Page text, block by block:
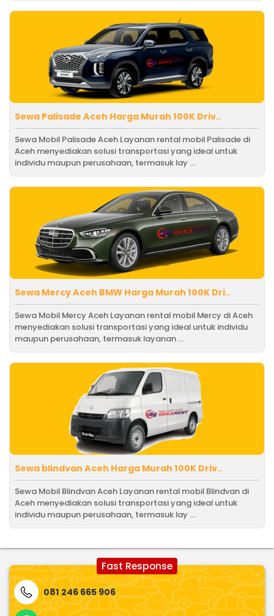
Sewa Palisade Aceh Harga Murah 100K Driv..
Sewa Mobil Palisade Aceh Layanan rental mobil Palisade di
Aceh menyediakan solusi transportasi yang ideal untuk
individu maupun perusahaan, termasuk lay ...
Sewa Mercy Aceh BMW Harga Murah 100K Dri..
Sewa Mobil Mercy Aceh Layanan rental mobil Mercy di Aceh
menyediakan solusi transportasi yang ideal untuk individu
maupun perusahaan, termasuk layanan ...
Sewa blindvan Aceh Harga Murah 100K Driv..
Sewa Mobil Blindvan Aceh Layanan rental mobil Blindvan di
Aceh menyediakan solusi transportasi yang ideal untuk
individu maupun perusahaan, termasuk lay ...
Fast Response
081 246 665 906